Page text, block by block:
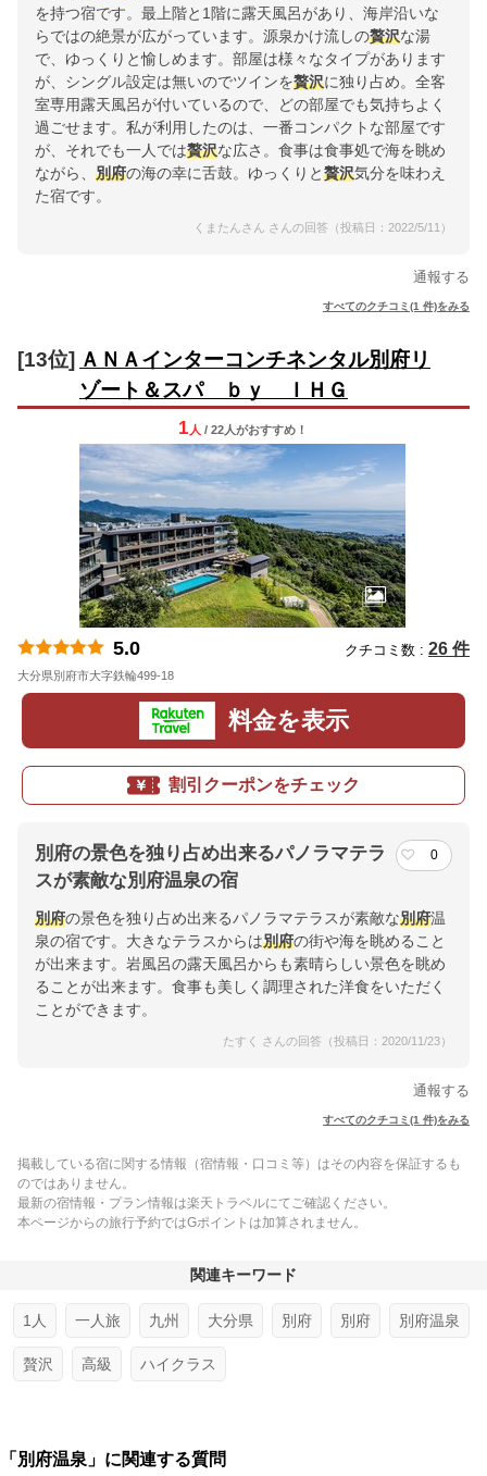
を持つ宿です。最上階と1階に露天風呂があり、海岸沿いな
らではの絶景が広がっています。源泉かけ流しの贅沢な湯
で、ゆっくりと愉しめます。部屋は様々なタイプがあります
が、シングル設定は無いのでツインを贅沢に独り占め。全客
室専用露天風呂が付いているので、どの部屋でも気持ちよく
過ごせます。私が利用したのは、一番コンパクトな部屋です
が、それでも一人では贅沢な広さ。食事は食事処で海を眺め
ながら、 別府の海の幸に舌鼓。ゆっくりと贅沢気分を味わえ
た宿です。
くまたんさん さんの回答（投稿日：2022/5/11）
通報する
すべてのクチコミ(1 件)をみる
[13位] ＡＮＡインターコンチネンタル別府リ
ゾート＆スパ ｂｙ ＩＨＧ
1 人 / 22人がおすすめ！
5.0 クチコミ数 : 26 件
大分県別府市大字鉄輪499-18
料金を表示
割引クーポンをチェック
別府の景色を独り占め出来るパノラマテラ
スが素敵な別府温泉の宿
0
別府の景色を独り占め出来るパノラマテラスが素敵な別府温
泉の宿です。大きなテラスからは別府の街や海を眺めること
が出来ます。岩風呂の露天風呂からも素晴らしい景色を眺め
ることが出来ます。食事も美しく調理された洋食をいただく
ことができます。
たすく さんの回答（投稿日：2020/11/23）
通報する
すべてのクチコミ(1 件)をみる
掲載している宿に関する情報（宿情報・口コミ等）はその内容を保証するも
のではありません。
最新の宿情報・プラン情報は楽天トラベルにてご確認ください。
本ページからの旅行予約ではGポイントは加算されません。
関連キーワード
1人 一人旅 九州 大分県 別府 別府 別府温泉
贅沢 高級 ハイクラス
「別府温泉」に関連する質問